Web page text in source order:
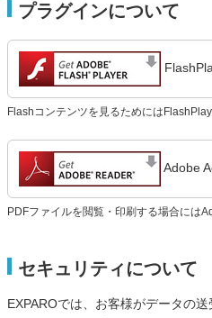
プラグインについて
Flashコンテンツを見るためには
Adobe
PDFファイルを閲覧・印刷する場合には
セキュリティについて
EXPAROでは、お客様がデータの